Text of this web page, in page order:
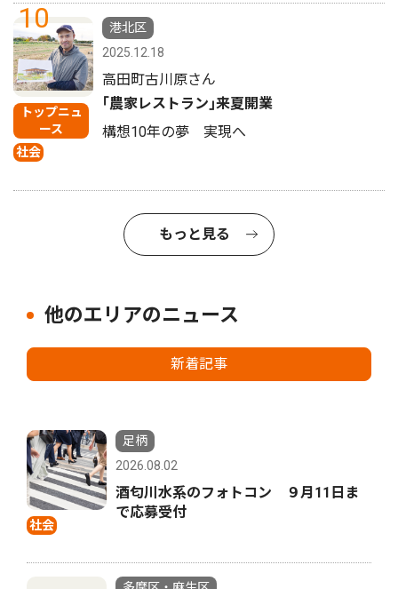
10
トップニュ
ース
社会
港北区
2025.12.18
高田町古川原さん
｢農家レストラン｣来夏開業
構想10年の夢 実現へ
もっと見る
他のエリアのニュース
新着記事
社会
足柄
2026.08.02
酒匂川水系のフォトコン ９月11日ま
で応募受付